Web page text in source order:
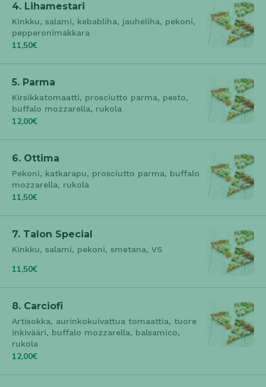
4. Lihamestari
Kinkku, salami, kebabliha, jauheliha, pekoni,
pepperonimakkara
11,50€
5. Parma
Kirsikkatomaatti, prosciutto parma, pesto,
buffalo mozzarella, rukola
12,00€
6. Ottima
Pekoni, katkarapu, prosciutto parma, buffalo
mozzarella, rukola
11,50€
7. Talon Special
Kinkku, salami, pekoni, smetana, VS
11,50€
8. Carciofi
Artisokka, aurinkokuivattua tomaattia, tuore
inkivääri, buffalo mozzarella, balsamico,
rukola
12,00€